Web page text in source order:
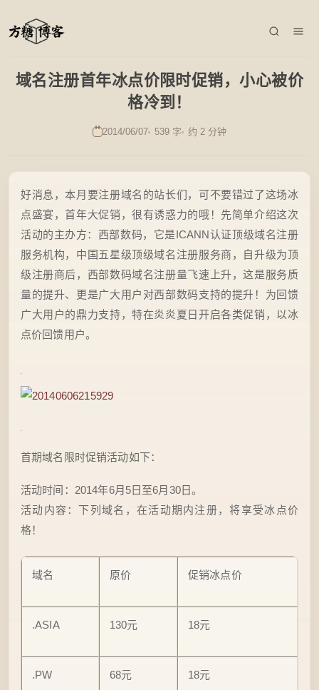
域名注册首年冰点价限时促销，小心被价
格冷到！
2014/06/07 539 字 约 2 分钟
好消息，本月要注册域名的站长们，可不要错过了这场冰
点盛宴，首年大促销，很有诱惑力的哦！先简单介绍这次
活动的主办方：西部数码，它是ICANN认证顶级域名注册
服务机构，中国五星级顶级域名注册服务商，自升级为顶
级注册商后，西部数码域名注册量飞速上升，这是服务质
量的提升、更是广大用户对西部数码支持的提升！为回馈
广大用户的鼎力支持，特在炎炎夏日开启各类促销，以冰
点价回馈用户。
首期域名限时促销活动如下：
活动时间：2014年6月5日至6月30日。
活动内容：下列域名，在活动期内注册，将享受冰点价
格！
域名 原价 促销冰点价
.ASIA 130元 18元
.PW 68元 18元